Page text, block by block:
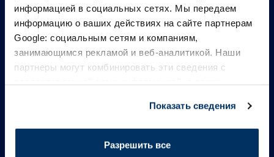
информацией в социальных сетях. Мы передаем
информацию о ваших действиях на сайте партнерам
Google: социальным сетям и компаниям,
занимающимся рекламой и веб-аналитикой. Наши
партнеры могут комбинировать эти сведения с
Показать сведения
Разрешить все
Будь всегда с
нами!
Подпишись и получай лучшие
предложения, советы и
скидочные коды.